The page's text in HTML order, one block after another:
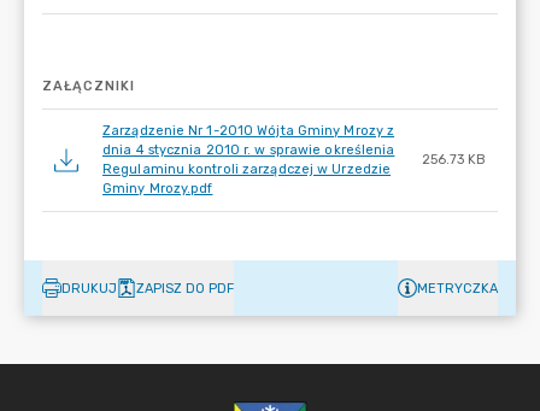
ZAŁĄCZNIKI
Zarządzenie Nr 1-2010 Wójta Gminy Mrozy z
dnia 4 stycznia 2010 r. w sprawie określenia
Regulaminu kontroli zarządczej w Urzedzie
Gminy Mrozy.pdf
256.73 KB
DRUKUJ ZAPISZ DO PDF METRYCZKA